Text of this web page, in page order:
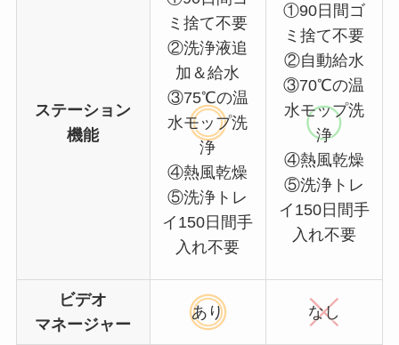
ステーション
機能
ミ捨て不要
②洗浄液追
加＆給水
③75℃の温
水モップ洗
浄
④熱風乾燥
⑤洗浄トレ
イ150日間手
入れ不要
①90日間ゴ
ミ捨て不要
②自動給水
③70℃の温
水モップ洗
浄
④熱風乾燥
⑤洗浄トレ
イ150日間手
入れ不要
ビデオ
マネージャー
あり なし